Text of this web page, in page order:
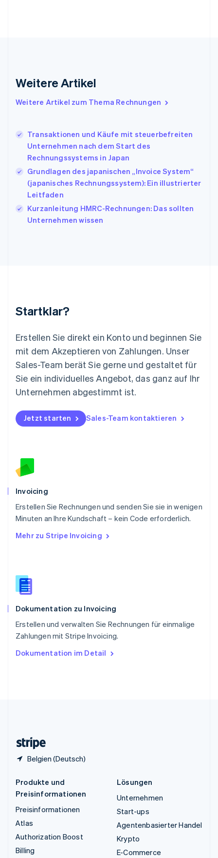
Weitere Artikel
Weitere Artikel zum Thema Rechnungen
Transaktionen und Käufe mit steuerbefreiten
Unternehmen nach dem Start des
Rechnungssystems in Japan
Grundlagen des japanischen „Invoice System“
(japanisches Rechnungssystem): Ein illustrierter
Leitfaden
Kurzanleitung HMRC-Rechnungen: Das sollten
Unternehmen wissen
Startklar?
Erstellen Sie direkt ein Konto und beginnen Sie
mit dem Akzeptieren von Zahlungen. Unser
Sales-Team berät Sie gerne und gestaltet für
Sie ein individuelles Angebot, das ganz auf Ihr
Unternehmen abgestimmt ist.
Jetzt starten Sales-Team kontaktieren
Invoicing
Erstellen Sie Rechnungen und senden Sie sie in wenigen
Minuten an Ihre Kundschaft – kein Code erforderlich.
Mehr zu Stripe Invoicing
Dokumentation zu Invoicing
Erstellen und verwalten Sie Rechnungen für einmalige
Zahlungen mit Stripe Invoicing.
Dokumentation im Detail
Belgien (Deutsch)
Irland
Italien
日本語 English
English Français
Kroatien
EnglishItaliano
Lettland
English
Liechtenstein
Deutsch English
Litauen
Español English
Niederlande
NederlandsEnglish
English
Österreich
Deutsch
Polen
Portugal
PortuguêsEnglish
Schweden
Schweiz
Singapur
English简体中文
Slowakei
Slowenien
English
Spanien
Thailand
Tschechische Republik
English
English
Produkte und
Preisinformationen
Preisinformationen
Atlas
Authorization Boost
Billing
Lösungen
Unternehmen
Start-ups
Agentenbasierter Handel
Krypto
E-Commerce